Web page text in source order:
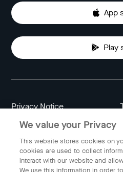
App
Play
Privacy Notice
Data Attribution
Indonesia
We value your Privacy
This website stores cookies on
cookies are used to collect
interact with our website and
We use this information in order